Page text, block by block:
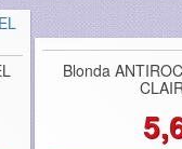
Blonda